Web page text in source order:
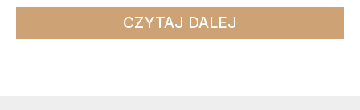
CZYTAJ DALEJ